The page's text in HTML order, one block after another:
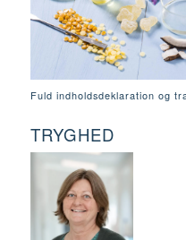
Fuld indholdsdeklaration og
TRYGHED